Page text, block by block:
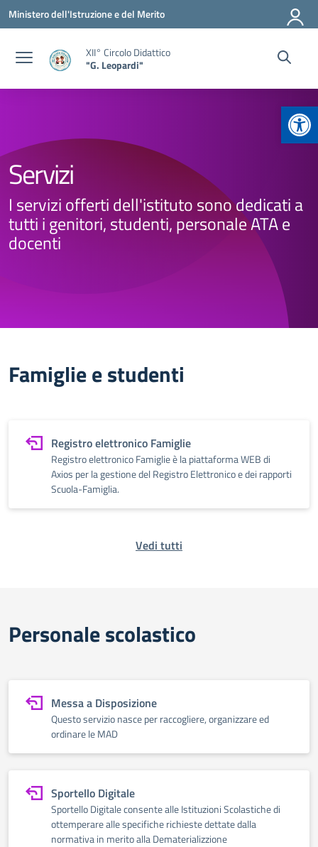
Vai ai contenuti
Vai al menu di navigazione
Vai al footer
Ministero dell'Istruzione e del Merito
XII° Circolo Didattico
"G. Leopardi"
Servizi
I servizi offerti dell'istituto sono dedicati a
tutti i genitori, studenti, personale ATA e
docenti
Famiglie e studenti
Registro elettronico Famiglie
Registro elettronico Famiglie è la piattaforma WEB di
Axios per la gestione del Registro Elettronico e dei rapporti
Scuola-Famiglia.
Vedi tutti
Personale scolastico
Messa a Disposizione
Questo servizio nasce per raccogliere, organizzare ed
ordinare le MAD
Sportello Digitale
Sportello Digitale consente alle Istituzioni Scolastiche di
ottemperare alle specifiche richieste dettate dalla
normativa in merito alla Dematerializzione